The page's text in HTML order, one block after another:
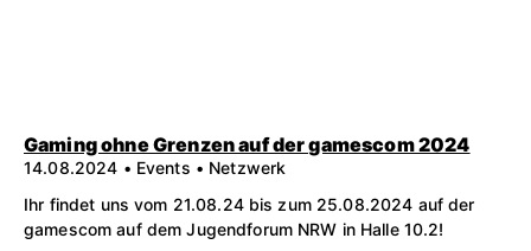
Gaming ohne Grenzen auf der gamescom 2024
14.08.2024 • Events • Netzwerk
Ihr findet uns vom 21.08.24 bis zum 25.08.2024 auf der
gamescom auf dem Jugendforum NRW in Halle 10.2!